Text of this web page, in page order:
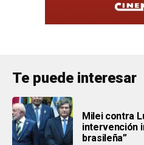
Te puede interesar
Milei contra
intervención
brasileña”